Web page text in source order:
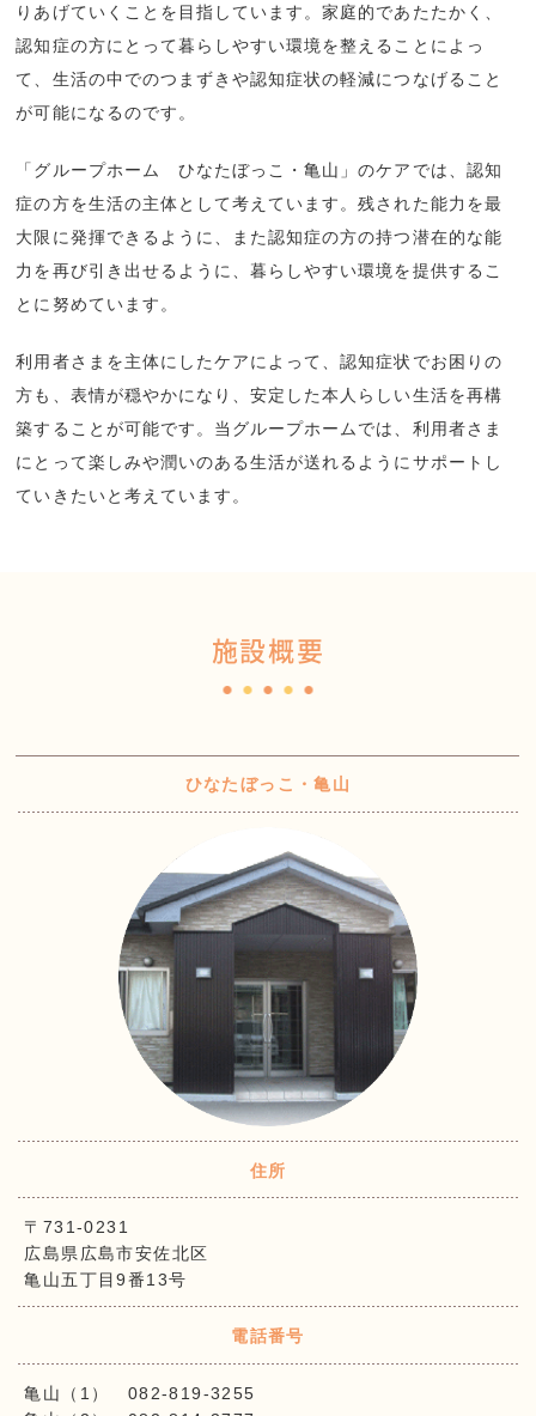
りあげていくことを目指しています。家庭的であたたかく、
認知症の方にとって暮らしやすい環境を整えることによっ
て、生活の中でのつまずきや認知症状の軽減につなげること
が可能になるのです。
「グループホーム ひなたぼっこ・亀山」のケアでは、認知
症の方を生活の主体として考えています。残された能力を最
大限に発揮できるように、また認知症の方の持つ潜在的な能
力を再び引き出せるように、暮らしやすい環境を提供するこ
とに努めています。
利用者さまを主体にしたケアによって、認知症状でお困りの
方も、表情が穏やかになり、安定した本人らしい生活を再構
築することが可能です。当グループホームでは、利用者さま
にとって楽しみや潤いのある生活が送れるようにサポートし
ていきたいと考えています。
施設概要
ひなたぼっこ・亀山
住所
〒731-0231
広島県広島市安佐北区
亀山五丁目9番13号
電話番号
亀山（1） 082-819-3255